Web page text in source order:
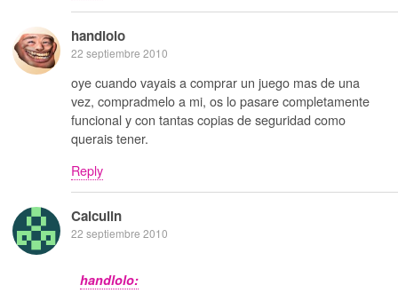
handlolo
22 septiembre 2010
oye cuando vayais a comprar un juego mas de una
vez, compradmelo a mi, os lo pasare completamente
funcional y con tantas copias de seguridad como
querais tener.
Reply
Calculin
22 septiembre 2010
handlolo: